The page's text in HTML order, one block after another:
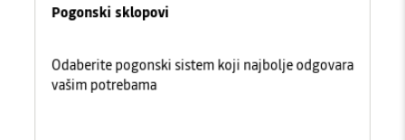
Pogonski sklopovi
Odaberite pogonski sistem koji najbolje odgovara
vašim potrebama